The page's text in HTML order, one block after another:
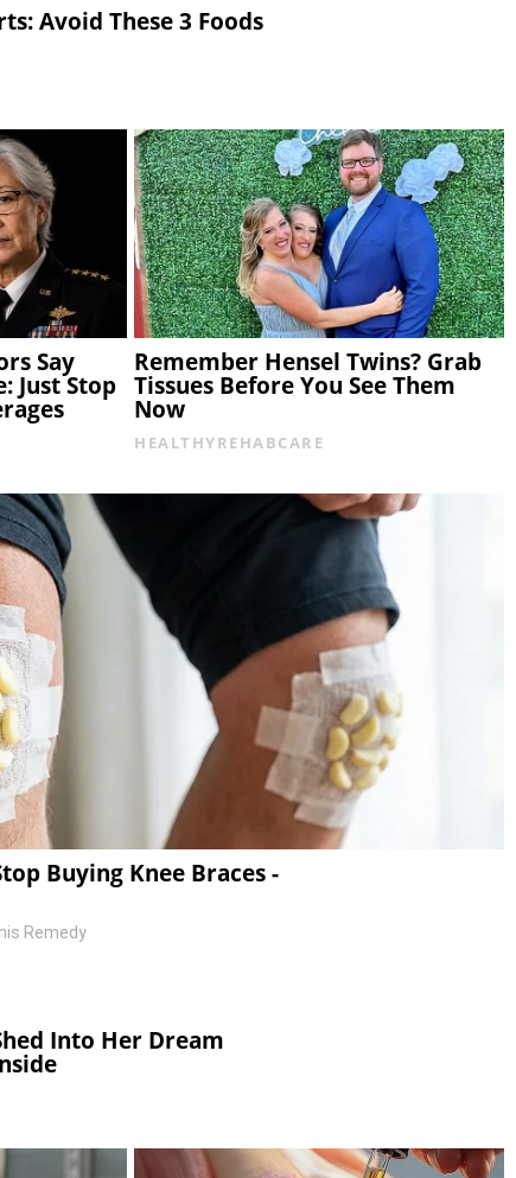
Avoid These 3 Foods
Say
Just Stop
Remember Hensel Twins? Grab
Tissues Before You See Them
Now
HEALTHYREHABCARE
Buying Knee Braces -
Remedy
Into Her Dream